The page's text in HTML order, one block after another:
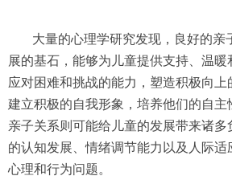
大量的心理学研究发现，良好的亲
展的基石，能够为儿童提供支持、温
应对困难和挑战的能力，塑造积极向
建立积极的自我形象，培养他们的自
亲子关系则可能给儿童的发展带来诸
的认知发展、情绪调节能力以及人际
心理和行为问题。